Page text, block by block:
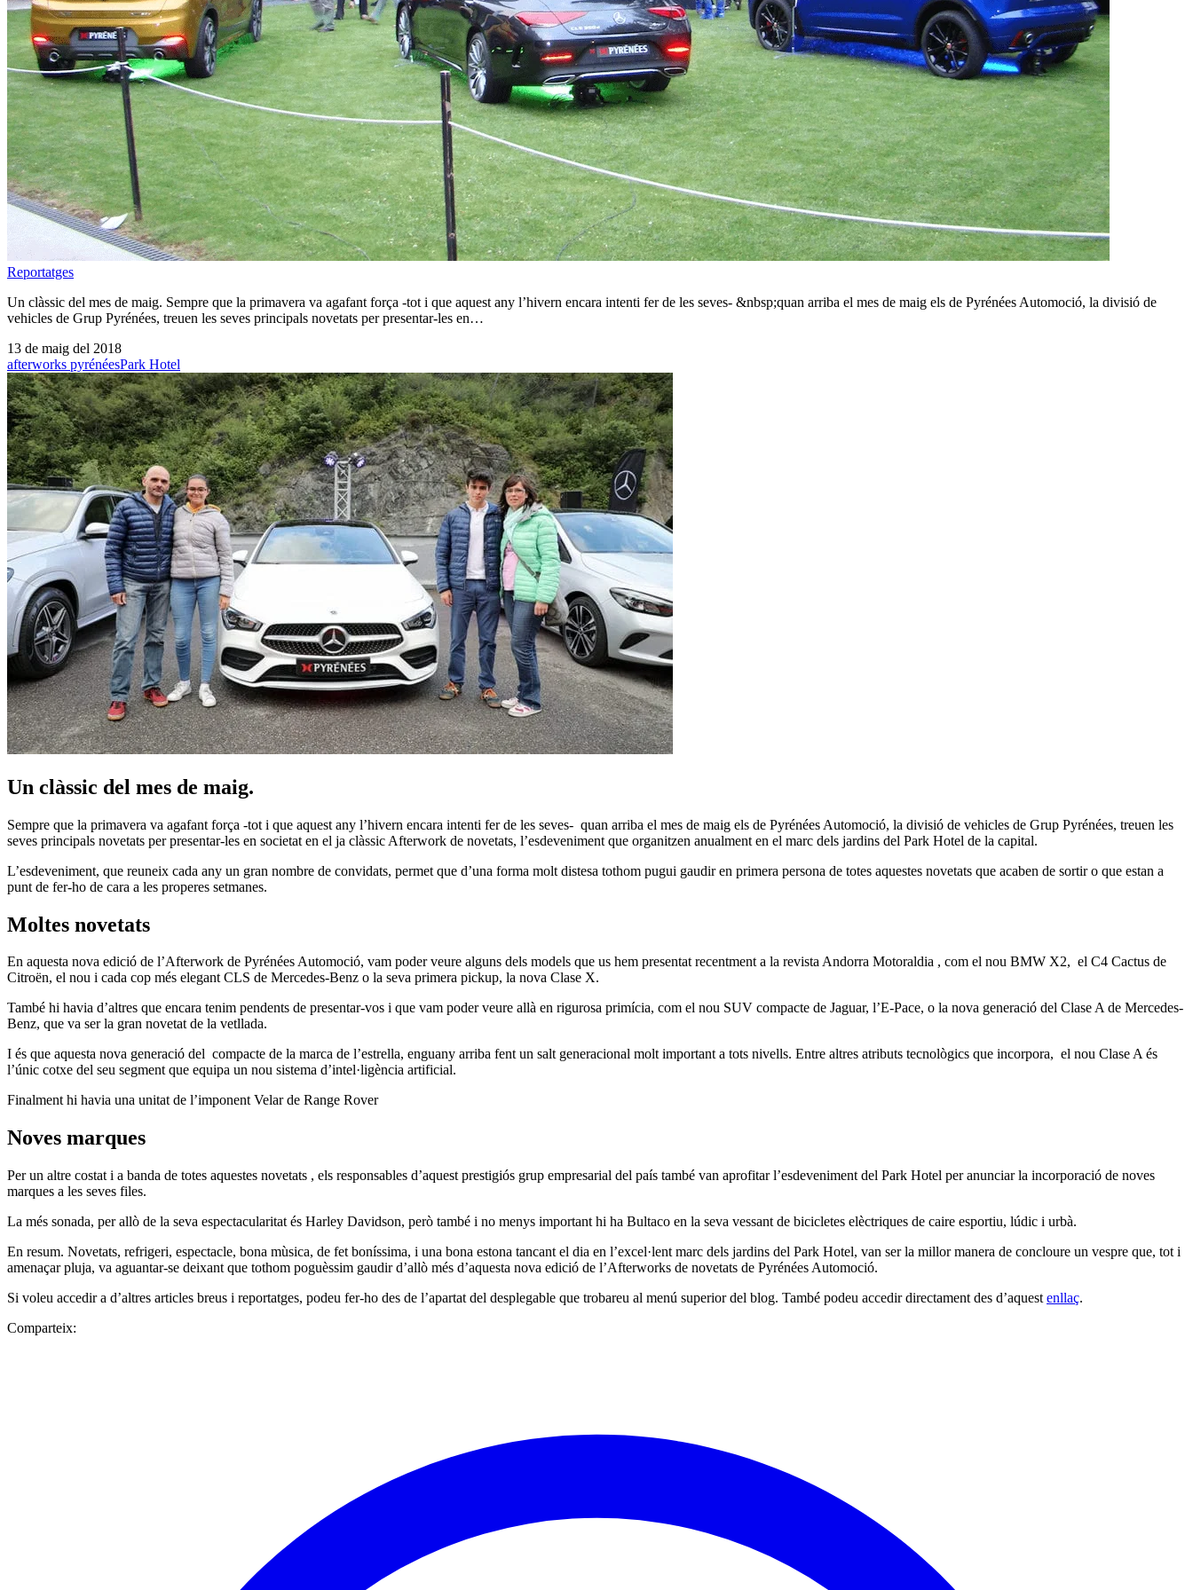
Reportatges
Un clàssic del mes de maig. Sempre que la primavera va agafant força -tot i que aquest any l’hivern encara intenti fer de les seves- &nbsp;quan arriba el mes de maig els de Pyrénées Automoció, la divisió de
vehicles de Grup Pyrénées, treuen les seves principals novetats per presentar-les en…
13 de maig del 2018
afterworks pyrénéesPark Hotel
Un clàssic del mes de maig.
Sempre que la primavera va agafant força -tot i que aquest any l’hivern encara intenti fer de les seves- quan arriba el mes de maig els de Pyrénées Automoció, la divisió de vehicles de Grup Pyrénées, treuen les
seves principals novetats per presentar-les en societat en el ja clàssic Afterwork de novetats, l’esdeveniment que organitzen anualment en el marc dels jardins del Park Hotel de la capital.
L’esdeveniment, que reuneix cada any un gran nombre de convidats, permet que d’una forma molt distesa tothom pugui gaudir en primera persona de totes aquestes novetats que acaben de sortir o que estan a
punt de fer-ho de cara a les properes setmanes.
Moltes novetats
En aquesta nova edició de l’Afterwork de Pyrénées Automoció, vam poder veure alguns dels models que us hem presentat recentment a la revista Andorra Motoraldia , com el nou BMW X2, el C4 Cactus de
Citroën, el nou i cada cop més elegant CLS de Mercedes-Benz o la seva primera pickup, la nova Clase X.
També hi havia d’altres que encara tenim pendents de presentar-vos i que vam poder veure allà en rigurosa primícia, com el nou SUV compacte de Jaguar, l’E-Pace, o la nova generació del Clase A de Mercedes-
Benz, que va ser la gran novetat de la vetllada.
I és que aquesta nova generació del compacte de la marca de l’estrella, enguany arriba fent un salt generacional molt important a tots nivells. Entre altres atributs tecnològics que incorpora, el nou Clase A és
l’únic cotxe del seu segment que equipa un nou sistema d’intel·ligència artificial.
Finalment hi havia una unitat de l’imponent Velar de Range Rover
Noves marques
Per un altre costat i a banda de totes aquestes novetats , els responsables d’aquest prestigiós grup empresarial del país també van aprofitar l’esdeveniment del Park Hotel per anunciar la incorporació de noves
marques a les seves files.
La més sonada, per allò de la seva espectacularitat és Harley Davidson, però també i no menys important hi ha Bultaco en la seva vessant de bicicletes elèctriques de caire esportiu, lúdic i urbà.
En resum. Novetats, refrigeri, espectacle, bona mùsica, de fet boníssima, i una bona estona tancant el dia en l’excel·lent marc dels jardins del Park Hotel, van ser la millor manera de concloure un vespre que, tot i
amenaçar pluja, va aguantar-se deixant que tothom poguèssim gaudir d’allò més d’aquesta nova edició de l’Afterworks de novetats de Pyrénées Automoció.
Si voleu accedir a d’altres articles breus i reportatges, podeu fer-ho des de l’apartat del desplegable que trobareu al menú superior del blog. També podeu accedir directament des d’aquest enllaç.
Comparteix: